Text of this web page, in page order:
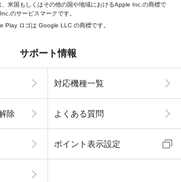
米国もしくはその他の国や地域におけるApple Inc.の商標で
のサービスマークです。
Play ロゴは Google LLC の商標です。
サポート情報
対応機種一覧
除 よくある質問
ポイント表示設定